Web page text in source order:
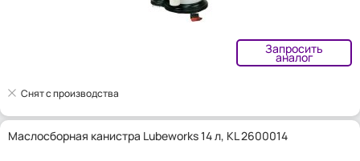
Запросить
аналог
Снят с производства
Маслосборная канистра Lubeworks 14 л, KL 2600014